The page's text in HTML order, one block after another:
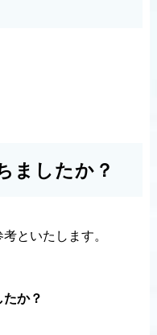
ましたか？
といたします。
か？